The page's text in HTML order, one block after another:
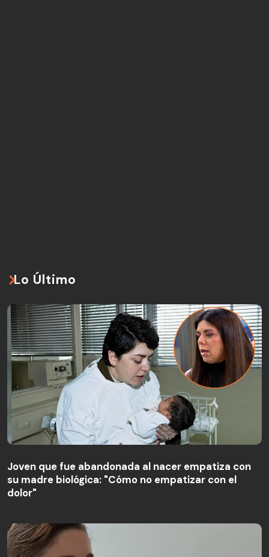
Lo Último
su madre biológica: "Cómo no empatizar con el
dolor"
Joven que fue abandonada al nacer empatiza con
su madre biológica: "Cómo no empatizar con el
dolor"